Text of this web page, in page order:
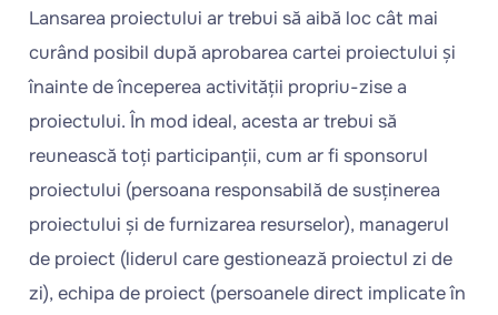
Lansarea proiectului ar trebui să aibă loc cât mai
curând posibil după aprobarea cartei proiectului și
înainte de începerea activității propriu-zise a
proiectului. În mod ideal, acesta ar trebui să
reunească toți participanții, cum ar fi sponsorul
proiectului (persoana responsabilă de susținerea
proiectului și de furnizarea resurselor), managerul
de proiect (liderul care gestionează proiectul zi de
zi), echipa de proiect (persoanele direct implicate în